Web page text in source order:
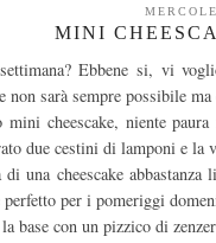
MINI
Ebbene si, vi
non sarà sempre possibile
mini cheescake, niente
due cestini di lamponi e la
una cheescake
per i pomeriggi
base con un pizzico di